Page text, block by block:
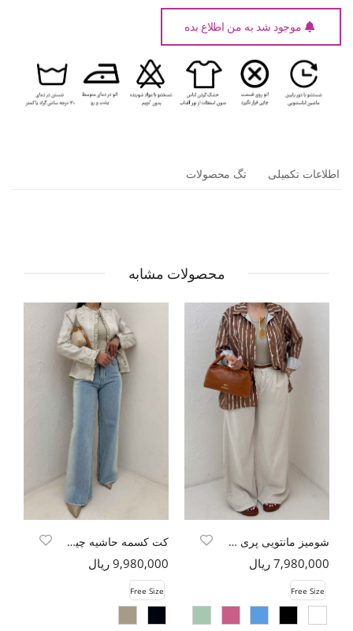
موجود شد به من اطلاع بده
اطلاعات تکمیلی تگ محصولات
محصولات مشابه
شومیز مانتویی پری راه راه تک جیب
7,980,000 ریال
Free Size
کت کسمه حاشیه چین LAMOR
9,980,000 ریال
Free Size